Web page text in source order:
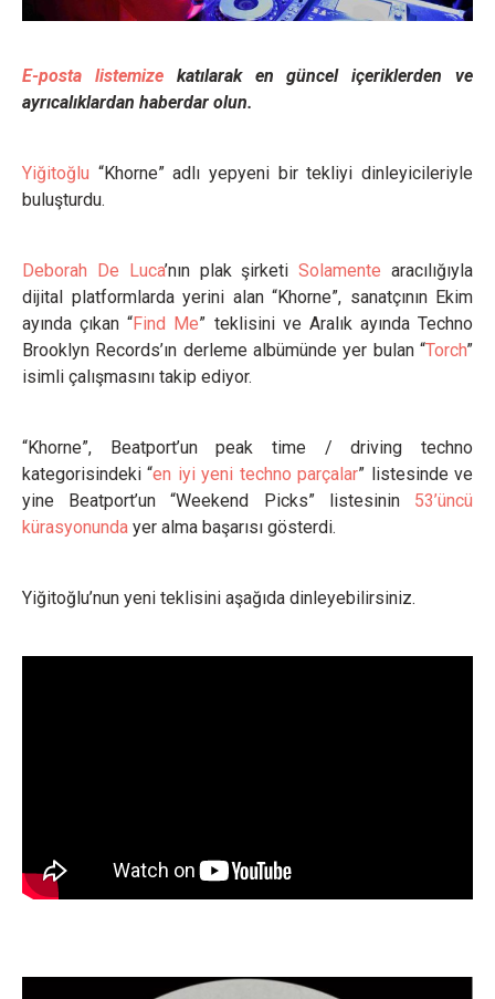
E-posta listemizekatılarak en güncel içeriklerden ve
ayrıcalıklardan haberdar olun.
Yiğitoğlu “Khorne” adlı yepyeni bir tekliyi dinleyicileriyle
buluşturdu.
Deborah De Luca’nın plak şirketiSolamente aracılığıyla
dijital platformlarda yerini alan “Khorne”, sanatçının Ekim
ayında çıkan “Find Me” teklisini ve Aralık ayında Techno
Brooklyn Records’ın derleme albümünde yer bulan “Torch”
isimli çalışmasını takip ediyor.
“Khorne”, Beatport’un peak time / driving techno
kategorisindeki “en iyi yeni techno parçalar” listesinde ve
yine Beatport’un “Weekend Picks” listesinin 53’üncü
kürasyonunda yer alma başarısı gösterdi.
Yiğitoğlu’nun yeni teklisini aşağıda dinleyebilirsiniz.